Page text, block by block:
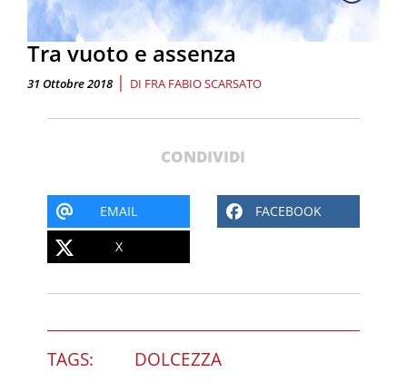
Tra vuoto e assenza
31 Ottobre 2018 | DI FRA FABIO SCARSATO
CONDIVIDI
EMAIL FACEBOOK
X
TAGS: DOLCEZZA